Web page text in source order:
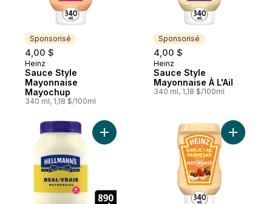
Sponsorisé
4,00 $
Sponsorisé
Heinz
Sauce Style
Mayonnaise
Mayochup
340 ml, 1,18 $/100ml
Sponsorisé
4,00 $
Sponsorisé
Heinz
Sauce Style
Mayonnaise À L'Ail
340 ml, 1,18 $/100ml
Ajouter Mayonnaise Vraie au panierAjouter